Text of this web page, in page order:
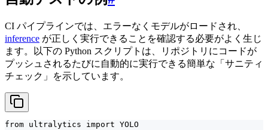
CI パイプラインでは、エラーなくモデルがロードされ、
inference が正しく実行できることを確認する必要がよく生じ
ます。以下の Python スクリプトは、リポジトリにコードが
プッシュされるたびに自動的に実行できる簡単な「サニティ
チェック」を示しています。
from ultralytics import YOLO